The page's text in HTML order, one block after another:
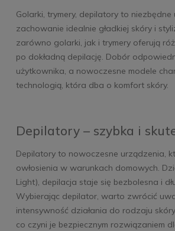
Szczoteczka soniczna
Abee Sonic ST White
134,00 zł
179,00 zł
Do
koszyka
Irygator
Sonic
104,00 zł
139,00 zł
Golarki, trymery, depilatory to
zachowanie idealnie gładkiej skóry i
zarówno golarki, jak i trymery oferują
po dokładną depilację. Dobór
użytkownika, a nowoczesne modele
technologią, która dba o komfort skóry.
Depilatory – szybka i
Depilatory to nowoczesne urządzenia,
owłosienia w warunkach domowych.
Light), depilacja staje się bezbolesna i
Wybierając depilator, warto zwrócić
intensywność działania do rodzaju
co czyni je bezpiecznym rozwiązaniem